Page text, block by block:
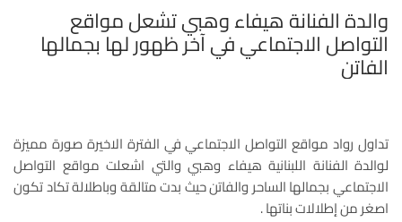
والدة الفنانة هيفاء وهبي تشعل مواقع
التواصل الاجتماعي في آخر ظهور لها بجمالها
الفاتن
تداول رواد مواقع التواصل الاجتماعي في الفترة الاخيرة صورة مميزة
لوالدة الفنانة اللبنانية هيفاء وهبي والتي اشعلت مواقع التواصل
الاجتماعي بجمالها الساحر والفاتن حيث بدت متالقة وباطلالة تكاد تكون
اصغر من إطلالات بناتها .